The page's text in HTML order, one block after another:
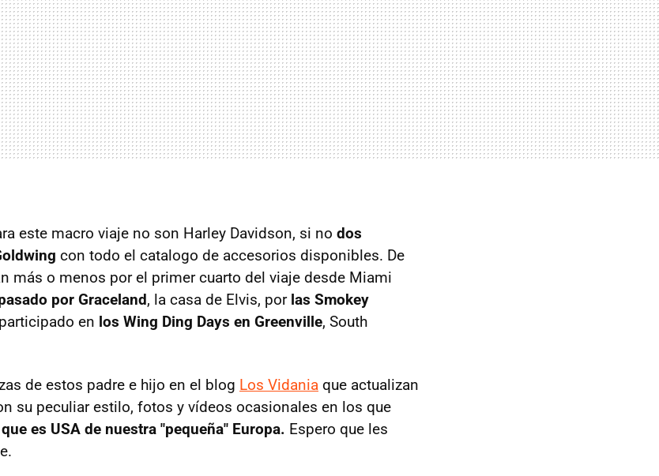
este macro viaje no son Harley Davidson, si no dos
con todo el catalogo de accesorios disponibles. De
más o menos por el primer cuarto del viaje desde Miami
por Graceland, la casa de Elvis, por las Smokey
en los Wing Ding Days en Greenville, South
de estos padre e hijo en el blog Los Vidania que actualizan
su peculiar estilo, fotos y vídeos ocasionales en los que
es USA de nuestra "pequeña" Europa. Espero que les